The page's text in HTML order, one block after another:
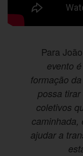
Para
evento
formação
possa
coletivos
caminhada,
ajudar a